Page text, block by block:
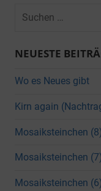
Suchen
NEUESTE
Wo es Neues gibt
Kirn again
Mosaiksteinchen
Mosaiksteinchen
Mosaiksteinchen